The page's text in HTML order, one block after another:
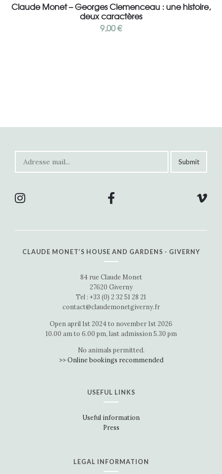
Claude Monet – Georges Clemenceau : une histoire,
deux caractères
9,00€
CLAUDE MONET’S HOUSE AND GARDENS - GIVERNY
84 rue Claude Monet
27620 Giverny
Tel : +33 (0) 2 32 51 28 21
contact@claudemonetgiverny.fr
Open april 1st 2024 to november 1st 2026
10.00 am to 6.00 pm, last admission 5.30 pm
No animals permitted.
>> Online bookings recommended
USEFUL LINKS
Useful information
Press
LEGAL INFORMATION